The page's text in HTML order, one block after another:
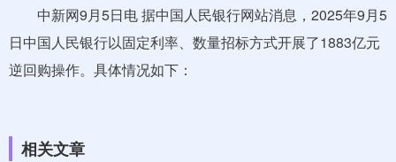
中新网9月5日电 据中国人民银行网站消息，2025年9月5
日中国人民银行以固定利率、数量招标方式开展了1883亿元
逆回购操作。具体情况如下：
相关文章